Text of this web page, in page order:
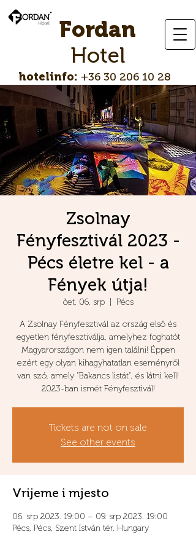
Fordan
Hotel
hotelinfo: +36 30 206 10 28
Zsolnay
Fényfesztivál 2023 -
Pécs életre kel - a
Fények útja!
čet, 06. srp
  |
Pécs
A Zsolnay Fényfesztivál az ország első és
egyetlen fényfesztiválja, amelyhez foghatót
Magyarországon nem igen találni! Éppen
ezért egy olyan kihagyhatatlan eseményről
van szó, amely "Bakancs listát", és látni kell!
2023-ban ismét Fényfesztivál!
Tickets are not on sale
See other events
Vrijeme i mjesto
06. srp 2023. 19:00 – 09. srp 2023. 19:00
Pécs, Pécs, Szent István tér, Hungary